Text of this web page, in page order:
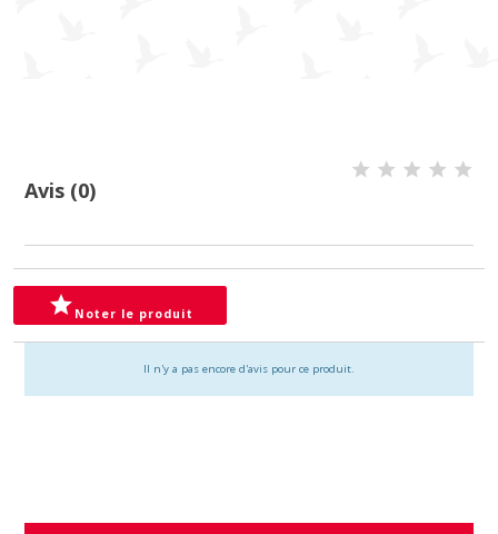
Avis (0)
 Noter le produit
Il n'y a pas encore d'avis pour ce produit.